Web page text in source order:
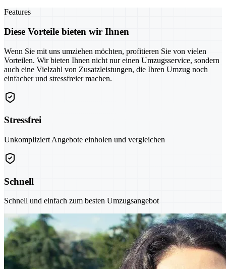
Features
Diese Vorteile bieten wir Ihnen
Wenn Sie mit uns umziehen möchten, profitieren Sie von vielen
Vorteilen. Wir bieten Ihnen nicht nur einen Umzugsservice, sondern
auch eine Vielzahl von Zusatzleistungen, die Ihren Umzug noch
einfacher und stressfreier machen.
Stressfrei
Unkompliziert Angebote einholen und vergleichen
Schnell
Schnell und einfach zum besten Umzugsangebot